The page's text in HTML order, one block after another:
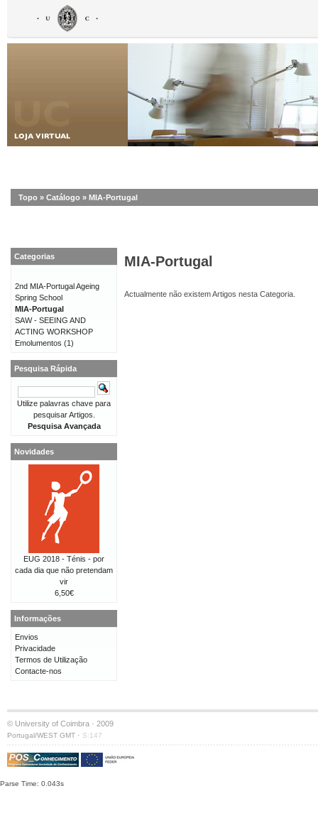
Topo » Catálogo » MIA-Portugal
MIA-Portugal
Actualmente não existem Artigos nesta Categoria.
Categorias
2nd MIA-Portugal Ageing
Spring School
MIA-Portugal
SAW - SEEING AND
ACTING WORKSHOP
Emolumentos (1)
Pesquisa Rápida
Utilize palavras chave para
pesquisar Artigos.
Pesquisa Avançada
Novidades
EUG 2018 - Ténis - por
cada dia que não pretendam
vir
6,50€
Informações
Envios
Privacidade
Termos de Utilização
Contacte-nos
© University of Coimbra · 2009
Portugal/WEST GMT · S:147
Parse Time: 0.043s